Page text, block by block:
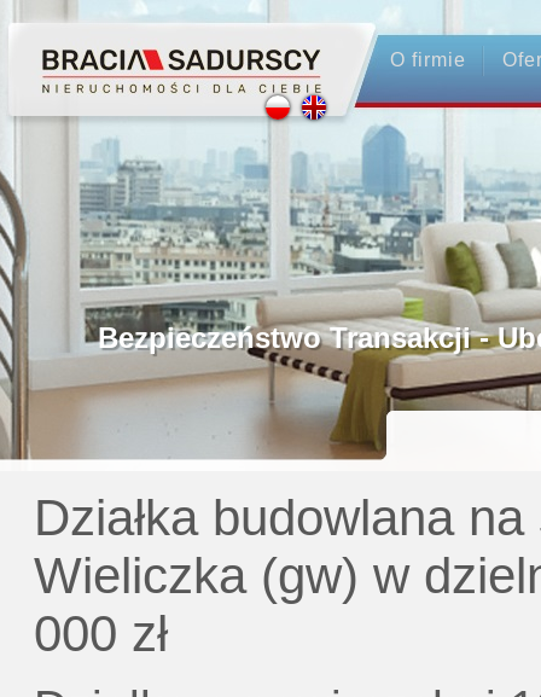
O firmie
Profesjonalne Pośrednictwo
Bezpieczeństwo Transakcji -
Licencjonowani Pośrednicy
Gratis - Przedwstępna Umowa
Działka budowlana
Wieliczka (gw) w
000 zł